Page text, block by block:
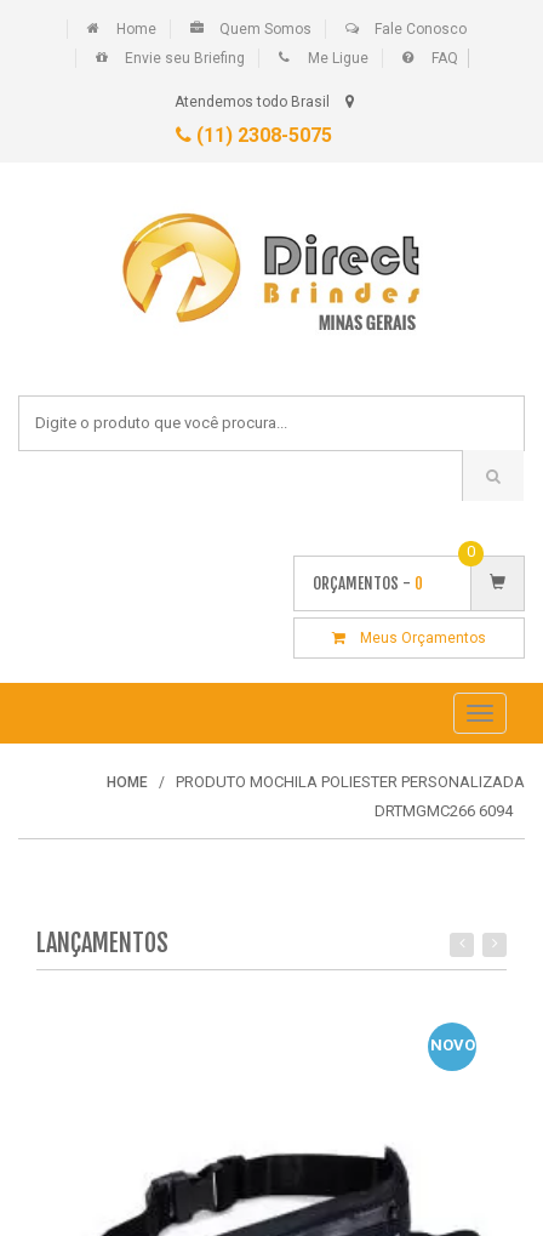
Home Quem Somos
Fale Conosco
Envie seu Briefing
Me Ligue FAQ
Atendemos todo Brasil
(11) 2308-5075
ORÇAMENTOS - 0
0
Meus Orçamentos
Toggle
HOME
PRODUTO MOCHILA POLIESTER PERSONALIZADA
DRTMGMC266 6094
LANÇAMENTOS
NOVO